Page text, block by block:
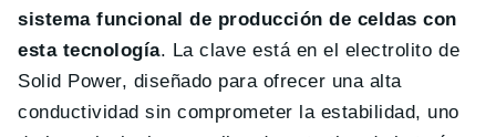
sistema funcional de producción de celdas con
esta tecnología. La clave está en el electrolito de
Solid Power, diseñado para ofrecer una alta
conductividad sin comprometer la estabilidad, uno